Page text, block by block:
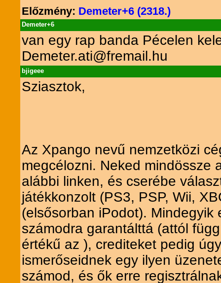
Előzmény: Demeter+6 (2318.)
Demeter+6
van egy rap banda Pécelen
Demeter.ati@fremail.hu
bjigeee
Sziasztok,
Az Xpango nevű nemzetközi
megcélozni. Neked mindössze
alábbi linken, és cserébe
játékkonzolt (PS3, PSP, Wii,
(elsősorban iPodot).
számodra garantálttá (attól
értékű az ), crediteket pedig
ismerőseidnek egy ilyen
számod, és ők erre